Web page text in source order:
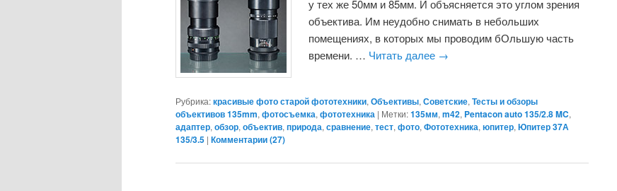
у тех же 50мм и 85мм. И объясняется это углом зрения
объектива. Им неудобно снимать в небольших
помещениях, в которых мы проводим бОльшую часть
времени. … Читать далее →
Рубрика:красивые фото старой фототехники, Объективы, Советские, Тесты и обзоры
объективов 135mm, фотосъемка, фототехника | Метки:135мм, m42, Pentacon auto 135/2.8 MC,
адаптер, обзор, объектив, природа, сравнение, тест, фото, Фототехника, юпитер, Юпитер 37А
135/3.5 | Комментарии (27)